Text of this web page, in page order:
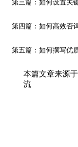
第三篇：如何设置关
第四篇：如何高效否词
第五篇：如何撰写优
本篇文章来源
流